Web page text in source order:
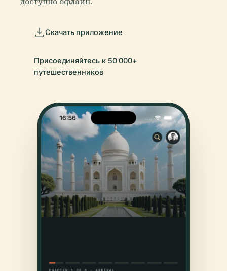
Скачать приложение
Присоединяйтесь к 50 000+
путешественников